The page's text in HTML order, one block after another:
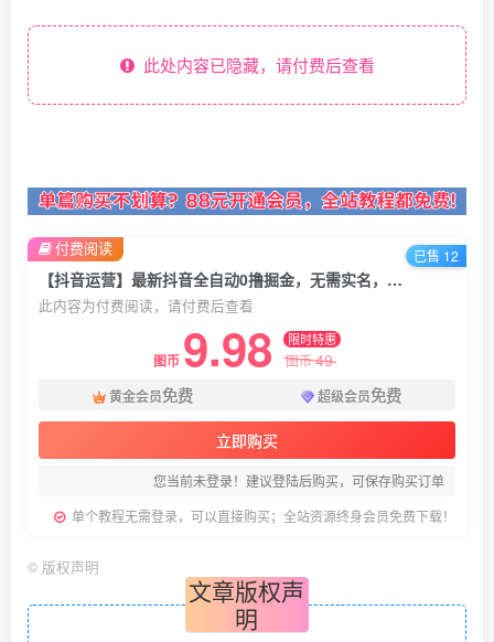
此处内容已隐藏，请付费后查看
【抖音运营】最新抖音全自动0撸掘金，无需实名，无需手机卡，小白矩阵操作日入2000+
此内容为付费阅读，请付费后查看
图币 9.98 限时特惠
图币49
黄金会员免费 超级会员免费
立即购买
您当前未登录！建议登陆后购买，可保存购买订单
单个教程无需登录，可以直接购买；全站资源终身会员免费下载！
付费阅读 已售 12
© 版权声明
文章版权声
明